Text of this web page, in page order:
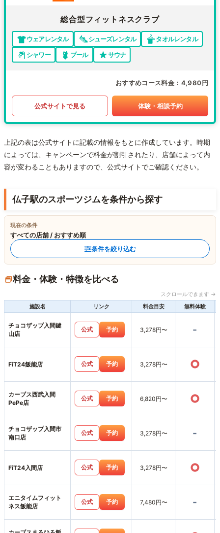
総合型フィットネスクラブ
ウェアレンタル シューズレンタル
タオルレンタル
シャワー
プール サウナ
おすすめコース料金 4,980円
公式サイトで見る 体験・相談予約
上記の表は公式サイトに記載の情報をもとに作成しています。時期
によっては、キャンペーンで料金が割引されたり、店舗によって内
容が変わることもありますので、公式サイトでご確認ください。
仏子駅のスポーツジムを条件から探す
現在の条件
すべての店舗 / おすすめ順
条件を絞り込む
料金・体験・特徴を比べる
スクロールできます →
施設名
リンク 料金目安 無料体験
チョコザップ入間鍵
山店
公式 予約 3,278円〜 -
FiT24飯能店 公式 予約 3,278円〜 ○
カーブス西武入間
PePe店
公式 予約 6,820円〜 ○
チョコザップ入間市
南口店
公式 予約 3,278円〜 -
FiT24入間店 公式 予約 3,278円〜 ○
エニタイムフィット
ネス飯能店
公式 予約 7,480円〜 -